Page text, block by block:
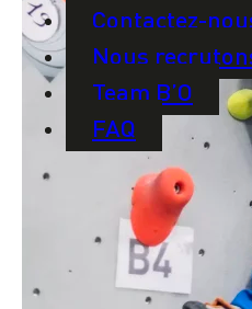
Contactez-
Nous
Team B’O
FAQ